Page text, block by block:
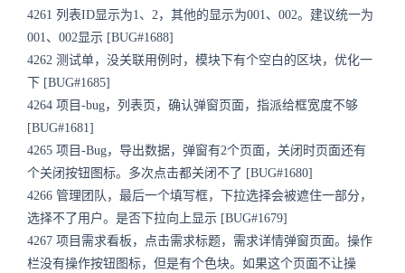
4261 列表ID显示为1、2，其他的显示为001、002。建议统一为
001、002显示 [BUG#1688]
4262 测试单，没关联用例时，模块下有个空白的区块，优化一
下 [BUG#1685]
4264 项目-bug，列表页，确认弹窗页面，指派给框宽度不够
[BUG#1681]
4265 项目-Bug，导出数据，弹窗有2个页面，关闭时页面还有
个关闭按钮图标。多次点击都关闭不了 [BUG#1680]
4266 管理团队，最后一个填写框，下拉选择会被遮住一部分，
选择不了用户。是否下拉向上显示 [BUG#1679]
4267 项目需求看板，点击需求标题，需求详情弹窗页面。操作
栏没有操作按钮图标，但是有个色块。如果这个页面不让操